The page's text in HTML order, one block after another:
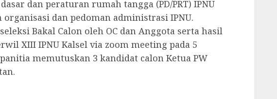
dan peraturan rumah tangga (PD/PRT) IPNU
dan pedoman administrasi IPNU.
Bakal Calon oleh OC dan Anggota serta hasil
XIII IPNU Kalsel via zoom meeting pada 5
memutuskan 3 kandidat calon Ketua PW